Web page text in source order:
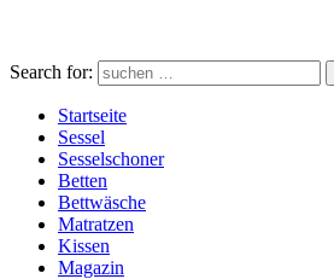
Search for:
Startseite
Sessel
Sesselschoner
Betten
Bettwäsche
Matratzen
Kissen
Magazin